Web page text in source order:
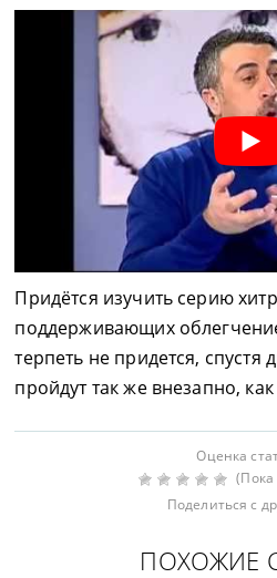
Придётся изучить серию
поддерживающих
терпеть не придется, спустя
пройдут так же внезапно,
Оценка
(Пока
Поделиться с
ПОХОЖИЕ